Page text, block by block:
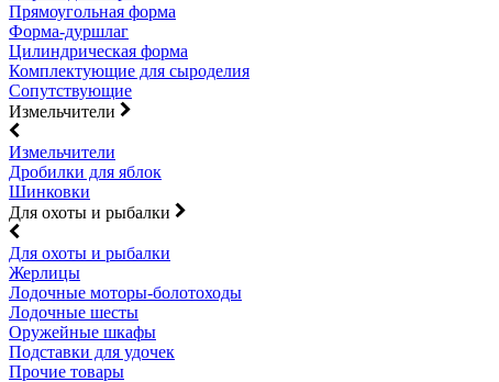
Прямоугольная форма
Форма-дуршлаг
Цилиндрическая форма
Комплектующие для сыроделия
Сопутствующие
Измельчители
Измельчители
Дробилки для яблок
Шинковки
Для охоты и рыбалки
Для охоты и рыбалки
Жерлицы
Лодочные моторы-болотоходы
Лодочные шесты
Оружейные шкафы
Подставки для удочек
Прочие товары